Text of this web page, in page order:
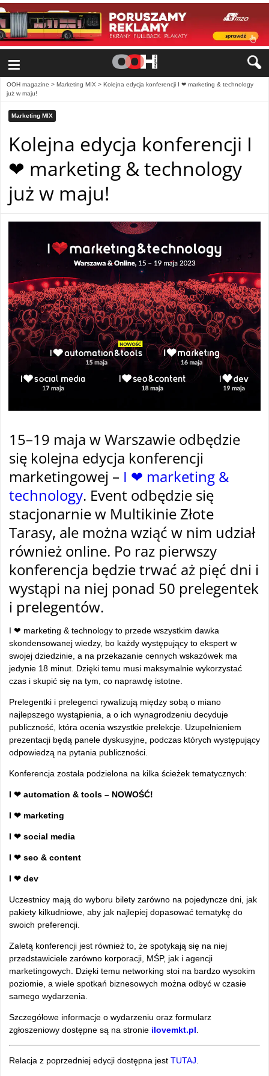
≡
OOH magazine > Marketing MIX > Kolejna edycja konferencji I ❤ marketing & technology
już w maju!
Marketing MIX
Kolejna edycja konferencji I
❤ marketing & technology
już w maju!
15–19 maja w Warszawie odbędzie
się kolejna edycja konferencji
marketingowej – I ❤ marketing &
technology. Event odbędzie się
stacjonarnie w Multikinie Złote
Tarasy, ale można wziąć w nim udział
również online. Po raz pierwszy
konferencja będzie trwać aż pięć dni i
wystąpi na niej ponad 50 prelegentek
i prelegentów.
I ❤ marketing & technology to przede wszystkim dawka
skondensowanej wiedzy, bo każdy występujący to ekspert w
swojej dziedzinie, a na przekazanie cennych wskazówek ma
jedynie 18 minut. Dzięki temu musi maksymalnie wykorzystać
czas i skupić się na tym, co naprawdę istotne.
Prelegentki i prelegenci rywalizują między sobą o miano
najlepszego wystąpienia, a o ich wynagrodzeniu decyduje
publiczność, która ocenia wszystkie prelekcje. Uzupełnieniem
prezentacji będą panele dyskusyjne, podczas których występujący
odpowiedzą na pytania publiczności.
Konferencja została podzielona na kilka ścieżek tematycznych:
I ❤ automation & tools – NOWOŚĆ!
I ❤ marketing
I ❤ social media
I ❤ seo & content
I ❤ dev
Uczestnicy mają do wyboru bilety zarówno na pojedyncze dni, jak
pakiety kilkudniowe, aby jak najlepiej dopasować tematykę do
swoich preferencji.
Zaletą konferencji jest również to, że spotykają się na niej
przedstawiciele zarówno korporacji, MŚP, jak i agencji
marketingowych. Dzięki temu networking stoi na bardzo wysokim
poziomie, a wiele spotkań biznesowych można odbyć w czasie
samego wydarzenia.
Szczegółowe informacje o wydarzeniu oraz formularz
zgłoszeniowy dostępne są na stronie ilovemkt.pl
Relacja z poprzedniej edycji dostępna jest TUTAJ